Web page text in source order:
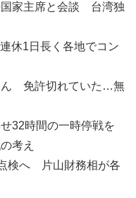
国家主席と会談 台湾独
休1日長く各地でコン
ん 免許切れていた…無
32時間の一時停戦を
考え
点検へ 片山財務相が各